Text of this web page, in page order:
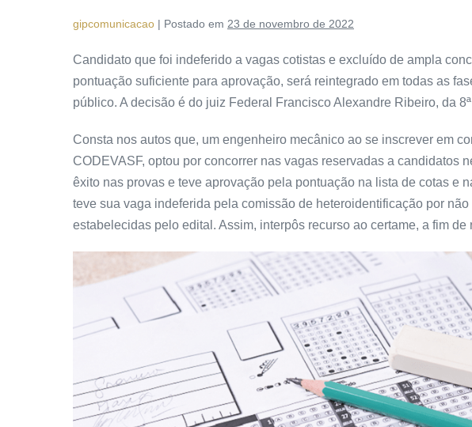
gipcomunicacao | Postado em 23 de novembro de 2022
Candidato que foi indeferido a vagas cotistas e excluído de ampla
pontuação suficiente para aprovação, será reintegrado em todas as
público. A decisão é do juiz Federal Francisco Alexandre Ribeiro, da
Consta nos autos que, um engenheiro mecânico ao se inscrever em
CODEVASF, optou por concorrer nas vagas reservadas a candidatos
êxito nas provas e teve aprovação pela pontuação na lista de cotas e
teve sua vaga indeferida pela comissão de heteroidentificação por
estabelecidas pelo edital. Assim, interpôs recurso ao certame, a fim de